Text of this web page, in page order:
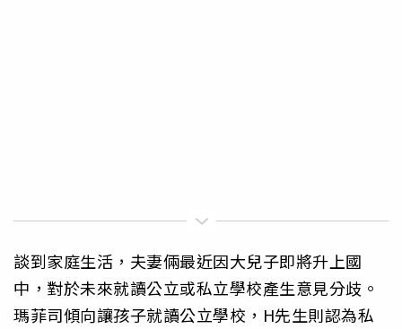
談到家庭生活，夫妻倆最近因大兒子即將升上國
中，對於未來就讀公立或私立學校產生意見分歧。
瑪菲司傾向讓孩子就讀公立學校，H先生則認為私